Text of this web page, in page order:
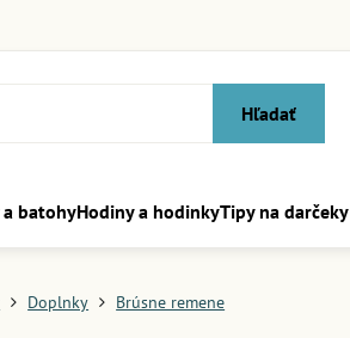
Hľadať
a batohyHodiny a hodinkyTipy na darčeky
Doplnky Brúsne remene